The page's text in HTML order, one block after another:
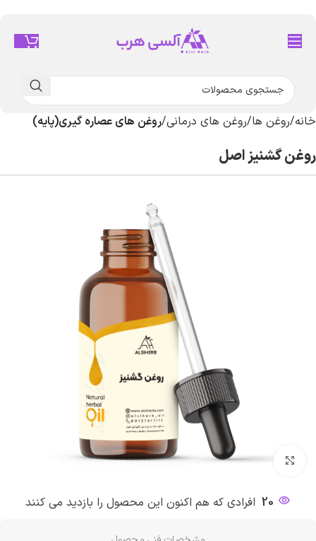
خانه روغن ها روغن های درمانی روغن های عصاره گیری(پایه)
روغن گشنیز اصل
بزرگنمایی تصویر
20 افرادی که هم اکنون این محصول را بازدید می کنند